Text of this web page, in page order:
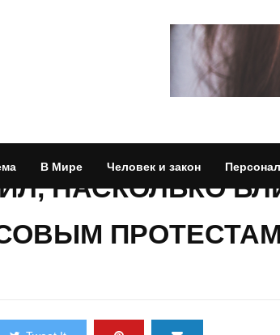
В Мире Человек и закон
НАСКОЛЬКО
ПРОТЕСТАМ